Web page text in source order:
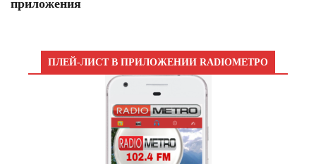
приложения
ПЛЕЙ-ЛИСТ В ПРИЛОЖЕНИИ RADIOМЕТРО